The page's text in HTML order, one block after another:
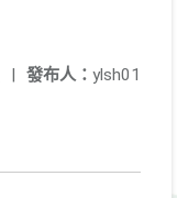
發布人： ylsh01
|